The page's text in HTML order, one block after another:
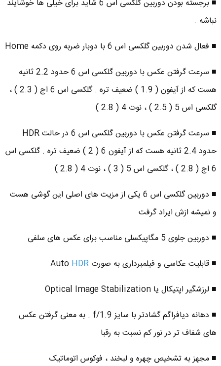
■ برجسته بودن دوربین گلکسی اس 6 شاید برای خیلی ها خوشایند
نباشه .
■ فعال شدن دوربین گلکسی اس 6 با دوبار ضربه روی دکمه Home
■ سرعت گرفتن عکس با دوربین گلکسی اس 6 حدود 2.2 ثانیه
هست که از آیفون ( 1.9 ) ضعیف تره . گلکسی اس 6 اج ( 2.3 ) ،
گلکسی اس 5 ( 2.5 ) ، نوت 4 ( 2.8 )
■ سرعت گرفتن عکس با دوربین گلکسی اس 6 در حالت HDR
حدود 2.4 ثانیه هست که از آیفون 6 ( 2 ) ضعیف تره . گلکسی اس
6 اج ( 2.8 ) ، گلکسی اس 5 ( 3 ) ، نوت 4 ( 2.8 )
■ دوربین گلکسی اس 6 یکی از مزیت های اصلی این گوشی هست
و نمیشه ازش ایراد گرفت
■ دوربین جلوی 5 مگاپیکسلی مناسب برای عکس های سلفی
■ قابلیت عکاسی و فیلمبرداری به صورت Auto HDR
■ لرزشگیر اپتیکال یا Optical Image Stabilization
■ دهانه دیافراگم گشادتر با سایز f/1.9 . به معنی گرفتن عکس
های شفاف تر در نور کم نسبت به رقبا
■ مجهز به تشخیص چهره و لبخند ، فوکوس اتوماتیک